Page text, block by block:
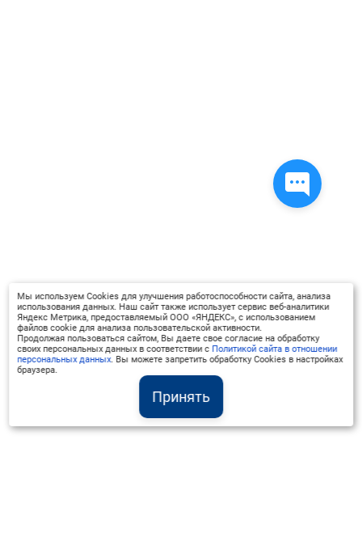
Принять
Мы используем Cookies для улучшения работоспособности сайта, анализа
использования данных. Наш сайт также использует сервис веб-аналитики
Яндекс Метрика, предоставляемый ООО «ЯНДЕКС», с использованием
файлов cookie для анализа пользовательской активности.
Продолжая пользоваться сайтом, Вы даете свое согласие на обработку
своих персональных данных в соответствии с Политикой сайта в отношении
персональных данных. Вы можете запретить обработку Cookies в настройках
браузера.